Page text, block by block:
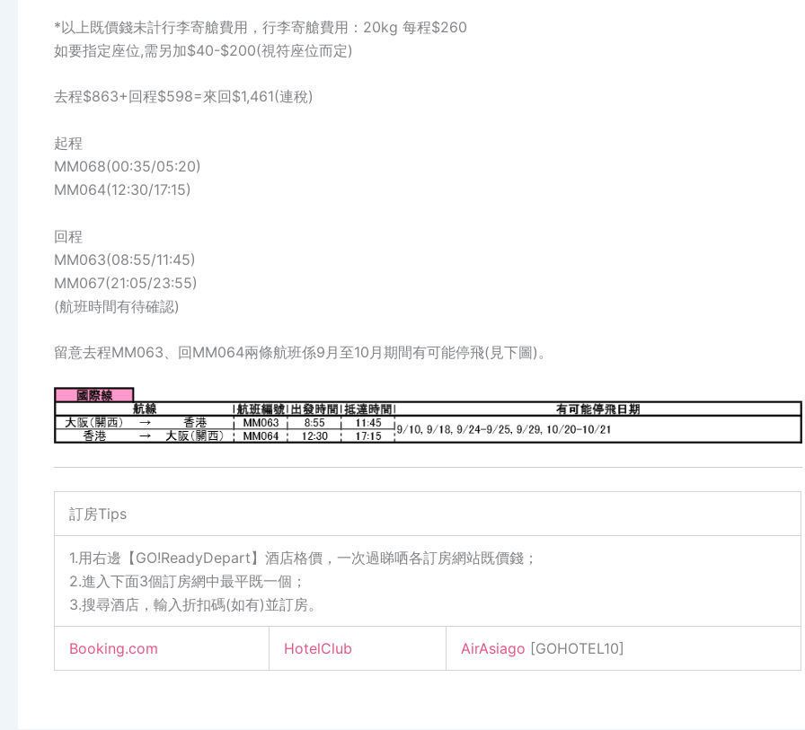
*以上既價錢未計行李寄艙費用，行李寄艙費用：20kg 每程$260
如要指定座位,需另加$40-$200(視符座位而定)
去程$863+回程$598=來回$1,461(連稅)
起程
MM068(00:35/05:20)
MM064(12:30/17:15)
回程
MM063(08:55/11:45)
MM067(21:05/23:55)
(航班時間有待確認)
留意去程MM063、回MM064兩條航班係9月至10月期間有可能停飛(見下圖)。
訂房Tips
1.用右邊【GO!ReadyDepart】酒店格價，一次過睇哂各訂房網站既價錢；
2.進入下面3個訂房網中最平既一個；
3.搜尋酒店，輸入折扣碼(如有)並訂房。
Booking.com HotelClub AirAsiago [GOHOTEL10]